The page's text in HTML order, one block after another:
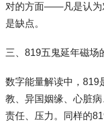
对的方面——凡是认为
是缺点。
三、819五鬼延年磁场
数字能量解读中，819
教、异国姻缘、心脏
责任、压力。同样的